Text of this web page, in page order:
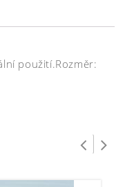
použití.Rozměr: